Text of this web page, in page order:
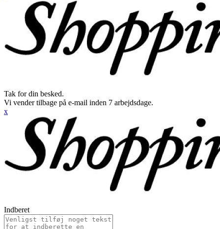
Tak for din besked.
Vi vender tilbage på e-mail inden 7 arbejdsdage.
x
Indberet